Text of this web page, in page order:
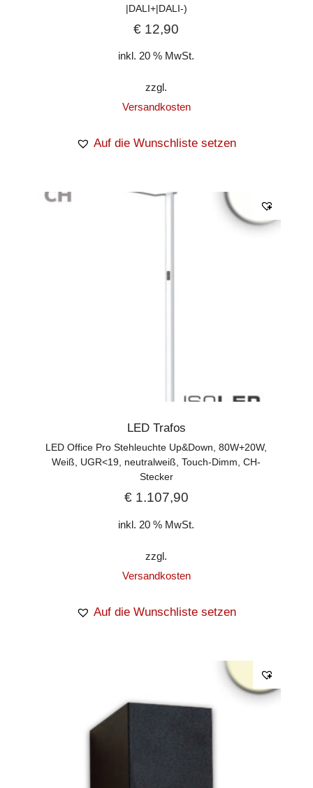
|DALI+|DALI-)
€ 12,90
inkl. 20 % MwSt.
zzgl.
Versandkosten
Auf die Wunschliste setzen
LED Trafos
LED Office Pro Stehleuchte Up&Down, 80W+20W,
Weiß, UGR<19, neutralweiß, Touch-Dimm, CH-
Stecker
€1.107,90
inkl. 20 % MwSt.
zzgl.
Versandkosten
Auf die Wunschliste setzen